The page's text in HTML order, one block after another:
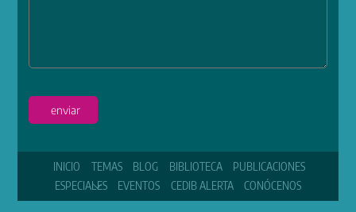
enviar
INICIO TEMAS BLOG BIBLIOTECA
PUBLICACIONES
ESPECIALES
EVENTOS CEDIB ALERTA CONÓCENOS